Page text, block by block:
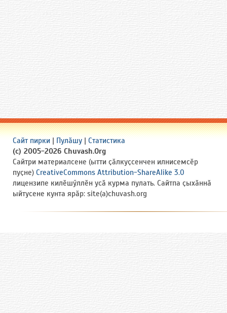
Сайт пирки | Пулӑшу | Статистика
(c) 2005-2026 Chuvash.Org
Сайтри материалсене (ытти ҫӑлкуҫсенчен илнисемсӗр
пуҫне) CreativeCommons Attribution-ShareAlike 3.0
лицензипе килӗшӳллӗн усӑ курма пулать. Сайтпа ҫыхӑннӑ
ыйтусене кунта ярӑр: site(a)chuvash.org